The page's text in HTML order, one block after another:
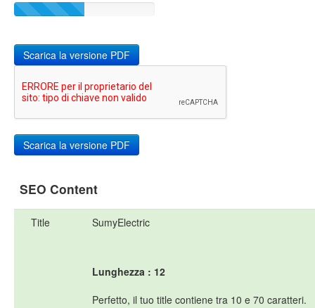
Ottimizzazione
PageSpeed Insights
Scarica la versione PDF
SEO Content
Title SumyElectric
Lunghezza : 12
Perfetto, il tuo title contiene tra 10 e 70 caratteri.